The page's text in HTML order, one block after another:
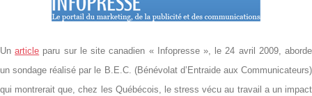
Unarticle paru sur le site canadien « Infopresse », le 24 avril 2009, aborde
un sondage réalisé par le B.E.C. (Bénévolat d’Entraide aux Communicateurs)
qui montrerait que, chez les Québécois, le stress vécu au travail a un impact